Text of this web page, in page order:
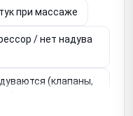
при массаже
/ нет надува
(клапаны,